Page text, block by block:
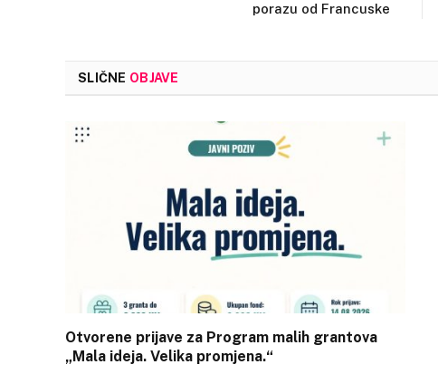
porazu od Francuske
SLIČNE OBJAVE
Otvorene prijave za Program malih grantova
„Mala ideja. Velika promjena.“